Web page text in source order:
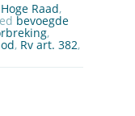
Raad,
bevoegde
,
, Rv art. 382,